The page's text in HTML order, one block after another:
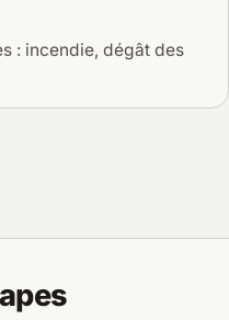
: incendie, dégât des